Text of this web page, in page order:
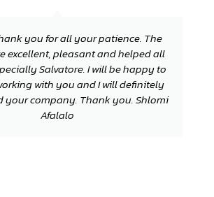
you for all your patience. The
excellent, pleasant and helped all
Salvatore. I will be happy to
with you and I will definitely
your company. Thank you. Shlomi
Afalalo